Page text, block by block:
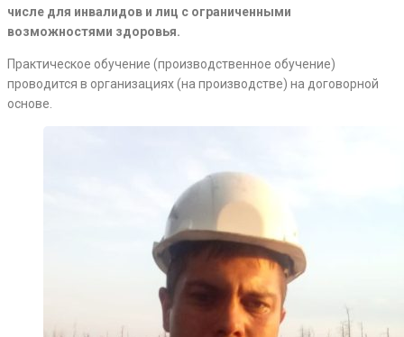
числе для инвалидов и лиц с ограниченными
возможностями здоровья.
Практическое обучение (производственное обучение)
проводится в организациях (на производстве) на договорной
основе.